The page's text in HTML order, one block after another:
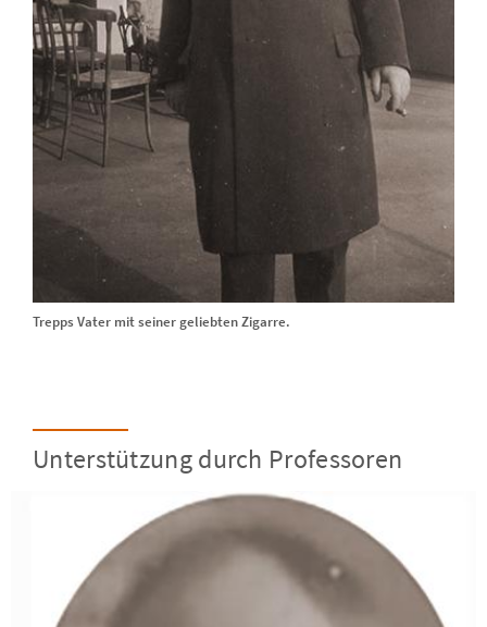
Trepps Vater mit seiner geliebten Zigarre.
Unterstützung durch Professoren